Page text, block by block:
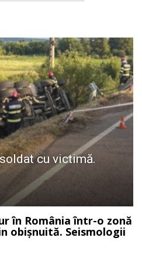
cu victimă.
în România într-o zonă
obișnuită. Seismologii